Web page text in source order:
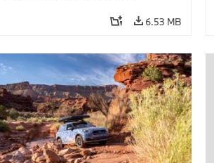
6.53 MB